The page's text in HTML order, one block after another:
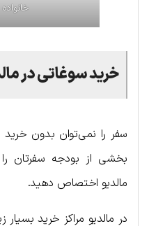
خرید سوغاتی در
سفر را نمی‌توان بدون خرید
بخشی از بودجه سفرتان
مالدیو اختصاص دهید.
در مالدیو مراکز خرید